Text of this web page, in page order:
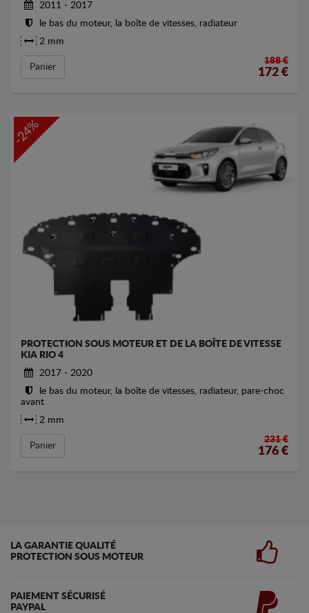
2011 - 2017
le bas du moteur, la boîte de vitesses, radiateur
2 mm
Panier
188 €
172 €
-24%
PROTECTION SOUS MOTEUR ET DE LA BOÎTE DE VITESSE
KIA RIO 4
2017 - 2020
le bas du moteur, la boîte de vitesses, radiateur, pare-choc
avant
2 mm
Panier
231 €
176 €
LA GARANTIE QUALITÉ
PROTECTION SOUS MOTEUR
PAIEMENT SÉCURISÉ
PAYPAL